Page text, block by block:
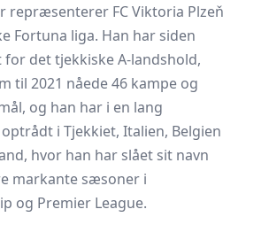
repræsenterer FC Viktoria Plzeň
Fortuna liga. Han har siden
det tjekkiske A-landshold,
til 2021 nåede 46 kampe og
og han har i en lang
i Tjekkiet, Italien, Belgien
hvor han har slået sit navn
markante sæsoner i
og Premier League.